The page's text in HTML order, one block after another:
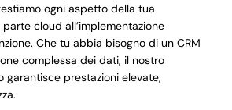
ogni aspetto della tua
cloud all’implementazione
Che tu abbia bisogno di un CRM
complessa dei dati, il nostro
garantisce prestazioni elevate,